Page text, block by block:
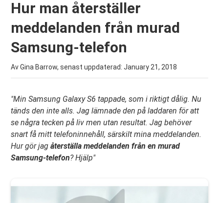
Hur man återställer
meddelanden från murad
Samsung-telefon
Av Gina Barrow, senast uppdaterad:January 21, 2018
"Min Samsung Galaxy S6 tappade, som i riktigt dålig. Nu
tänds den inte alls. Jag lämnade den på laddaren för att
se några tecken på liv men utan resultat. Jag behöver
snart få mitt telefoninnehåll, särskilt mina meddelanden.
Hur gör jagåterställa meddelanden från en murad
Samsung-telefon? Hjälp"